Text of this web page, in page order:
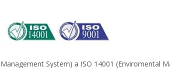
System) a ISO 14001 (Enviromental